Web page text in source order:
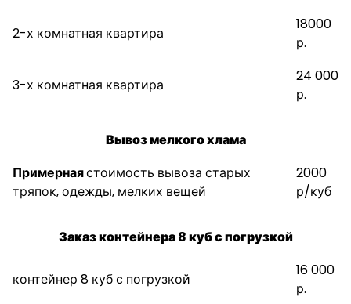
2-х комнатная квартира
18000
р.
3-х комнатная квартира
24 000
р.
Вывоз мелкого хлама
Примернаястоимость вывоза старых
тряпок, одежды, мелких вещей
2000
р/куб
Заказ контейнера 8 куб с погрузкой
контейнер 8 куб с погрузкой
16 000
р.